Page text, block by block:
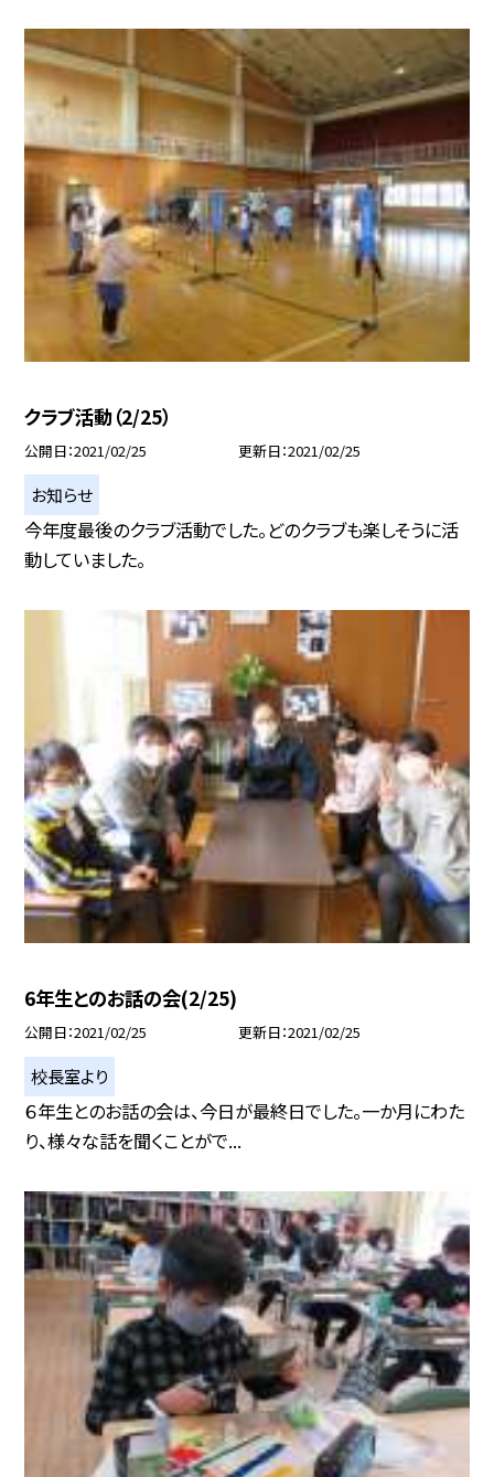
クラブ活動（2/25）
公開日 2021/02/25 更新日 2021/02/25
お知らせ
今年度最後のクラブ活動でした。どのクラブも楽しそうに活
動していました。
6年生とのお話の会(2/25)
公開日 2021/02/25 更新日 2021/02/25
校長室より
６年生とのお話の会は、今日が最終日でした。一か月にわた
り、様々な話を聞くことがで...